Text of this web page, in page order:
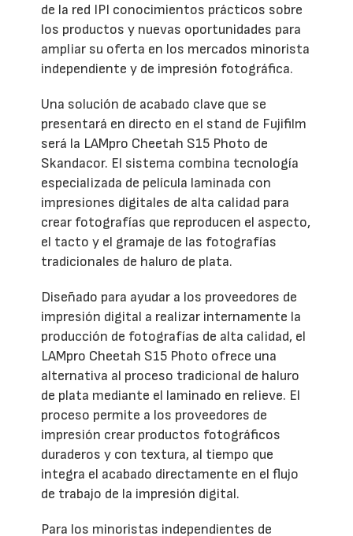
de la red IPI conocimientos prácticos sobre
los productos y nuevas oportunidades para
ampliar su oferta en los mercados minorista
independiente y de impresión fotográfica.
Una solución de acabado clave que se
presentará en directo en el stand de Fujifilm
será la LAMpro Cheetah S15 Photo de
Skandacor. El sistema combina tecnología
especializada de película laminada con
impresiones digitales de alta calidad para
crear fotografías que reproducen el aspecto,
el tacto y el gramaje de las fotografías
tradicionales de haluro de plata.
Diseñado para ayudar a los proveedores de
impresión digital a realizar internamente la
producción de fotografías de alta calidad, el
LAMpro Cheetah S15 Photo ofrece una
alternativa al proceso tradicional de haluro
de plata mediante el laminado en relieve. El
proceso permite a los proveedores de
impresión crear productos fotográficos
duraderos y con textura, al tiempo que
integra el acabado directamente en el flujo
de trabajo de la impresión digital.
Para los minoristas independientes de